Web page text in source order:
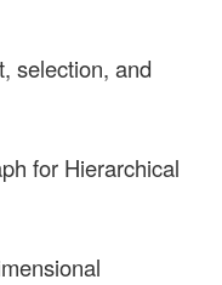
selection, and
for Hierarchical